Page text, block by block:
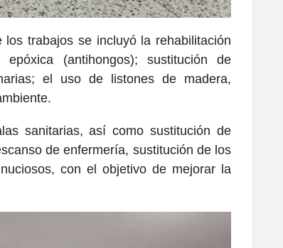
trabajos se incluyó la rehabilitación
(antihongos); sustitución de
el uso de listones de madera,
sanitarias, así como sustitución de
de enfermería, sustitución de los
con el objetivo de mejorar la